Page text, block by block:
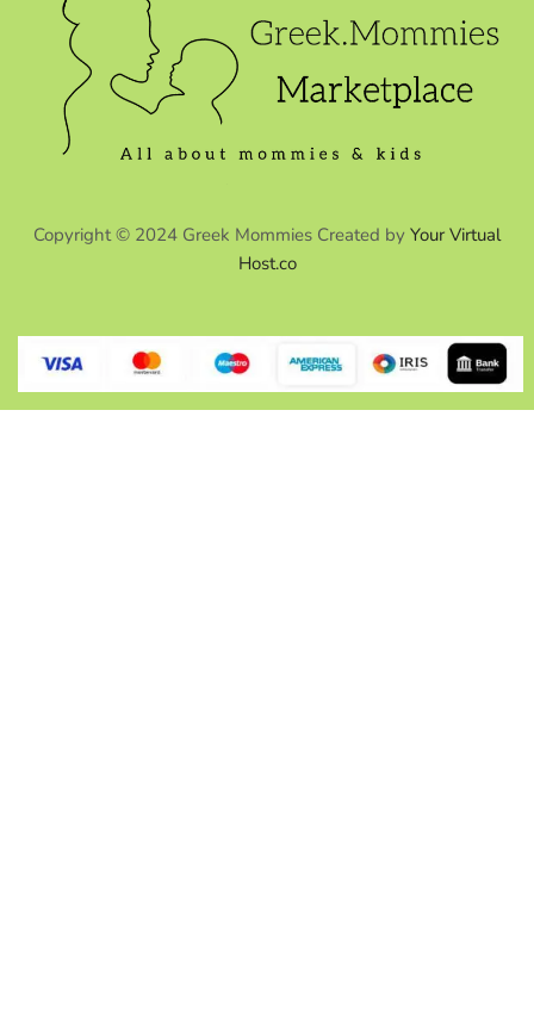
Copyright © 2024 Greek Mommies Created by Your Virtual
Host.co